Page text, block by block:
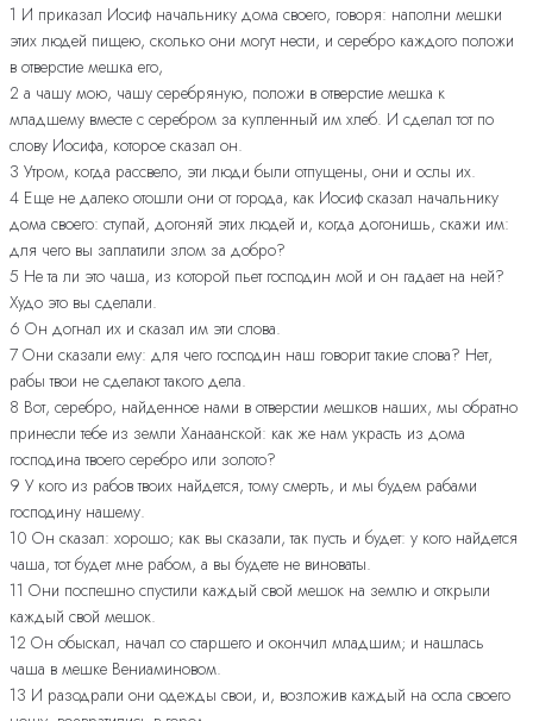
1 И приказал Иосиф начальнику дома своего, говоря: наполни мешки
этих людей пищею, сколько они могут нести, и серебро каждого положи
в отверстие мешка его,
2 а чашу мою, чашу серебряную, положи в отверстие мешка к
младшему вместе с серебром за купленный им хлеб. И сделал тот по
слову Иосифа, которое сказал он.
3 Утром, когда рассвело, эти люди были отпущены, они и ослы их.
4 Еще не далеко отошли они от города, как Иосиф сказал начальнику
дома своего: ступай, догоняй этих людей и, когда догонишь, скажи им:
для чего вы заплатили злом за добро?
5 Не та ли это чаша, из которой пьет господин мой и он гадает на ней?
Худо это вы сделали.
6 Он догнал их и сказал им эти слова.
7 Они сказали ему: для чего господин наш говорит такие слова? Нет,
рабы твои не сделают такого дела.
8 Вот, серебро, найденное нами в отверстии мешков наших, мы обратно
принесли тебе из земли Ханаанской: как же нам украсть из дома
господина твоего серебро или золото?
9 У кого из рабов твоих найдется, тому смерть, и мы будем рабами
господину нашему.
10 Он сказал: хорошо; как вы сказали, так пусть и будет: у кого найдется
чаша, тот будет мне рабом, а вы будете не виноваты.
11 Они поспешно спустили каждый свой мешок на землю и открыли
каждый свой мешок.
12 Он обыскал, начал со старшего и окончил младшим; и нашлась
чаша в мешке Вениаминовом.
13 И разодрали они одежды свои, и, возложив каждый на осла своего